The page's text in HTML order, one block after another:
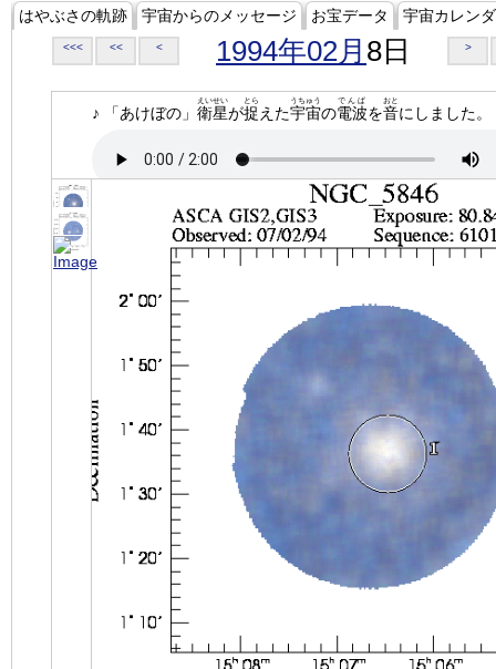
はやぶさの軌跡 宇宙からのメッセージ お宝データ 宇宙カレン
<<< << < 1994年02月 8日 >
♪ 「あけぼの」 衛星
えいせい
が捉
とら
えた宇宙
うちゅう
の電波
でんぱ
を音
おと
にしました。